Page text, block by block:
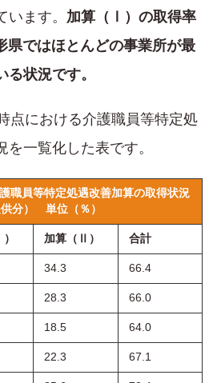
ます。 加算（Ⅰ）の取得率
県ではほとんどの事業所が最
状況です。
点における介護職員等特定処
一覧化した表です。
職員等特定処遇改善加算の取得状況
分）
単位（％）
加算（Ⅱ） 合計
34.3 66.4
28.3 66.0
18.5 64.0
22.3 67.1